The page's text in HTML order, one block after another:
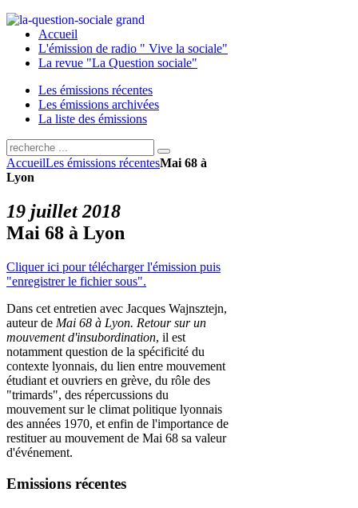
Accueil
L'émission de radio " Vive la sociale"
La revue "La Question sociale"
Les émissions récentes
Les émissions archivées
La liste des émissions
AccueilLes émissions récentesMai 68 à
Lyon
19 juillet 2018
Mai 68 à Lyon
Cliquer ici pour télécharger l'émission puis
"enregistrer le fichier sous".
Dans cet entretien avec Jacques Wajnsztejn,
auteur de Mai 68 à Lyon. Retour sur un
mouvement d'insubordination, il est
notamment question de la spécificité du
contexte lyonnais, du lien entre mouvement
étudiant et ouvriers en grève, du rôle des
"trimards", des répercussions du
mouvement sur le climat politique lyonnais
des années 1970, et enfin de l'importance de
restituer au mouvement de Mai 68 sa valeur
d'événement.
Emissions récentes